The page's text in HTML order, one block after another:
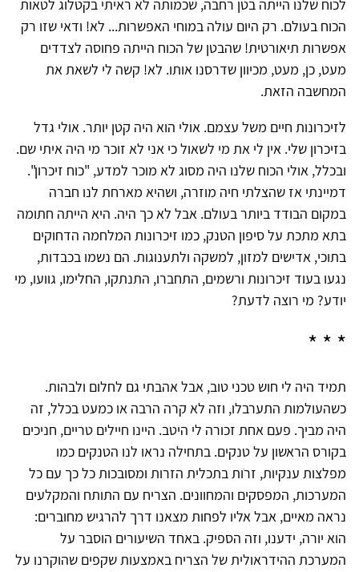
לכוח שלנו הייתה בטן רחבה, שכמותה לא ראיתי בקטלוג לטאות
הכוח בעולם. רק היום עולה במוחי האפשרות... לא! ודאי שזו רק
אפשרות תיאורטית! שהבטן של הכוח הייתה פחוסה לצדדים
מעט, כן, מעט, מכיוון שדרסנו אותו. לא! קשה לי לשאת את
המחשבה הזאת.
לזיכרונות חיים משל עצמם. אולי הוא היה קטן יותר. אולי גדל
בזיכרון שלי. אין לי את מי לשאול כי אני לא זוכר מי היה איתי שם.
ובכלל, אולי הכוח שלנו היה מסוג לא מוכר למדע, "כוח זיכרון".
דמיינתי אז שהצלתי חיה מוזרה, ושהיא מארחת לנו חברה
במקום הבודד ביותר בעולם. אבל לא כך היה. היא הייתה חתומה
בתא מתכת על סיפון הטנק, כמו זיכרונות המלחמה הדחוקים
בתוכי, אדישים למזון, למשקה ולתענוגות. הם נשמו בכבדות,
נגעו בעוד זיכרונות ורשמים, התחברו, התנתקו, החלימו, גוועו, מי
יודע? מי רוצה לדעת?
* * *
תמיד היה לי חוש טכני טוב, אבל אהבתי גם לחלום ולבהות.
כשהעולמות התערבלו, וזה לא קרה הרבה או כמעט בכלל, זה
היה מביך. פעם אחת זכורה לי היטב. היינו חיילים טריים, חניכים
בקורס הראשון על טנקים. בתחילה נראו לנו הטנקים כמו
מפלצות ענקיות, זרֹות בתכלית הזרות ומסובכות כל כך עם כל
המערכות, המפסקים והמחוונים. הצריח עם התותח והמקלעים
נראה מאיים, אבל אליו לפחות מצאנו דרך להרגיש מחוברים:
הוא יורה, ידענו, וזה הספיק. באחד השיעורים הוסבר על
המערכת ההידראולית של הצריח באמצעות שקפים שהוקרנו על